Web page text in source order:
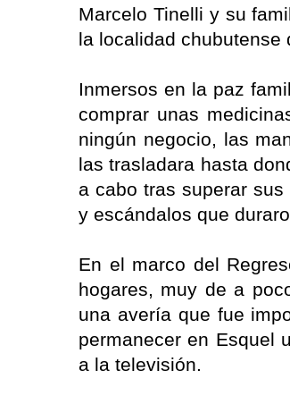
Marcelo Tinelli y su
la localidad chubutense
Inmersos en la paz
comprar unas
ningún negocio, las
las trasladara hasta
a cabo tras superar
y escándalos que
En el marco del
hogares, muy de a
una avería que fue
permanecer en Esquel
a la televisión.